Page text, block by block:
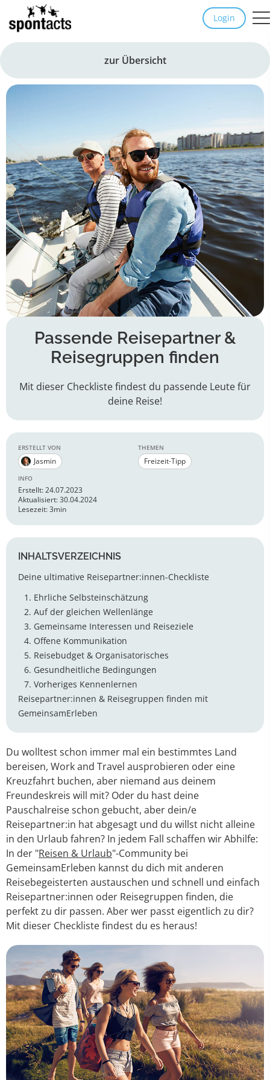
Login
zur Übersicht
Passende Reisepartner &
Reisegruppen finden
Mit dieser Checkliste findest du passende Leute für
deine Reise!
ERSTELLT VON
Jasmin
THEMEN
Freizeit-Tipp
INFO
Erstellt: 24.07.2023
Aktualisiert: 30.04.2024
Lesezeit: 3min
INHALTSVERZEICHNIS
Deine ultimative Reisepartner:innen-Checkliste
1. Ehrliche Selbsteinschätzung
2. Auf der gleichen Wellenlänge
3. Gemeinsame Interessen und Reiseziele
4. Offene Kommunikation
5. Reisebudget & Organisatorisches
6. Gesundheitliche Bedingungen
7. Vorheriges Kennenlernen
Reisepartner:innen & Reisegruppen finden mit
GemeinsamErleben
Du wolltest schon immer mal ein bestimmtes Land
bereisen, Work and Travel ausprobieren oder eine
Kreuzfahrt buchen, aber niemand aus deinem
Freundeskreis will mit? Oder du hast deine
Pauschalreise schon gebucht, aber dein/e
Reisepartner:in hat abgesagt und du willst nicht alleine
in den Urlaub fahren? In jedem Fall schaffen wir Abhilfe:
In der "Reisen & Urlaub"-Community bei
GemeinsamErleben kannst du dich mit anderen
Reisebegeisterten austauschen und schnell und einfach
Reisepartner:innen oder Reisegruppen finden, die
perfekt zu dir passen. Aber wer passt eigentlich zu dir?
Mit dieser Checkliste findest du es heraus!